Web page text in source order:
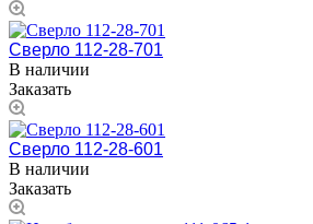
Сверло 112-28-701
В наличии
Заказать
Сверло 112-28-601
В наличии
Заказать